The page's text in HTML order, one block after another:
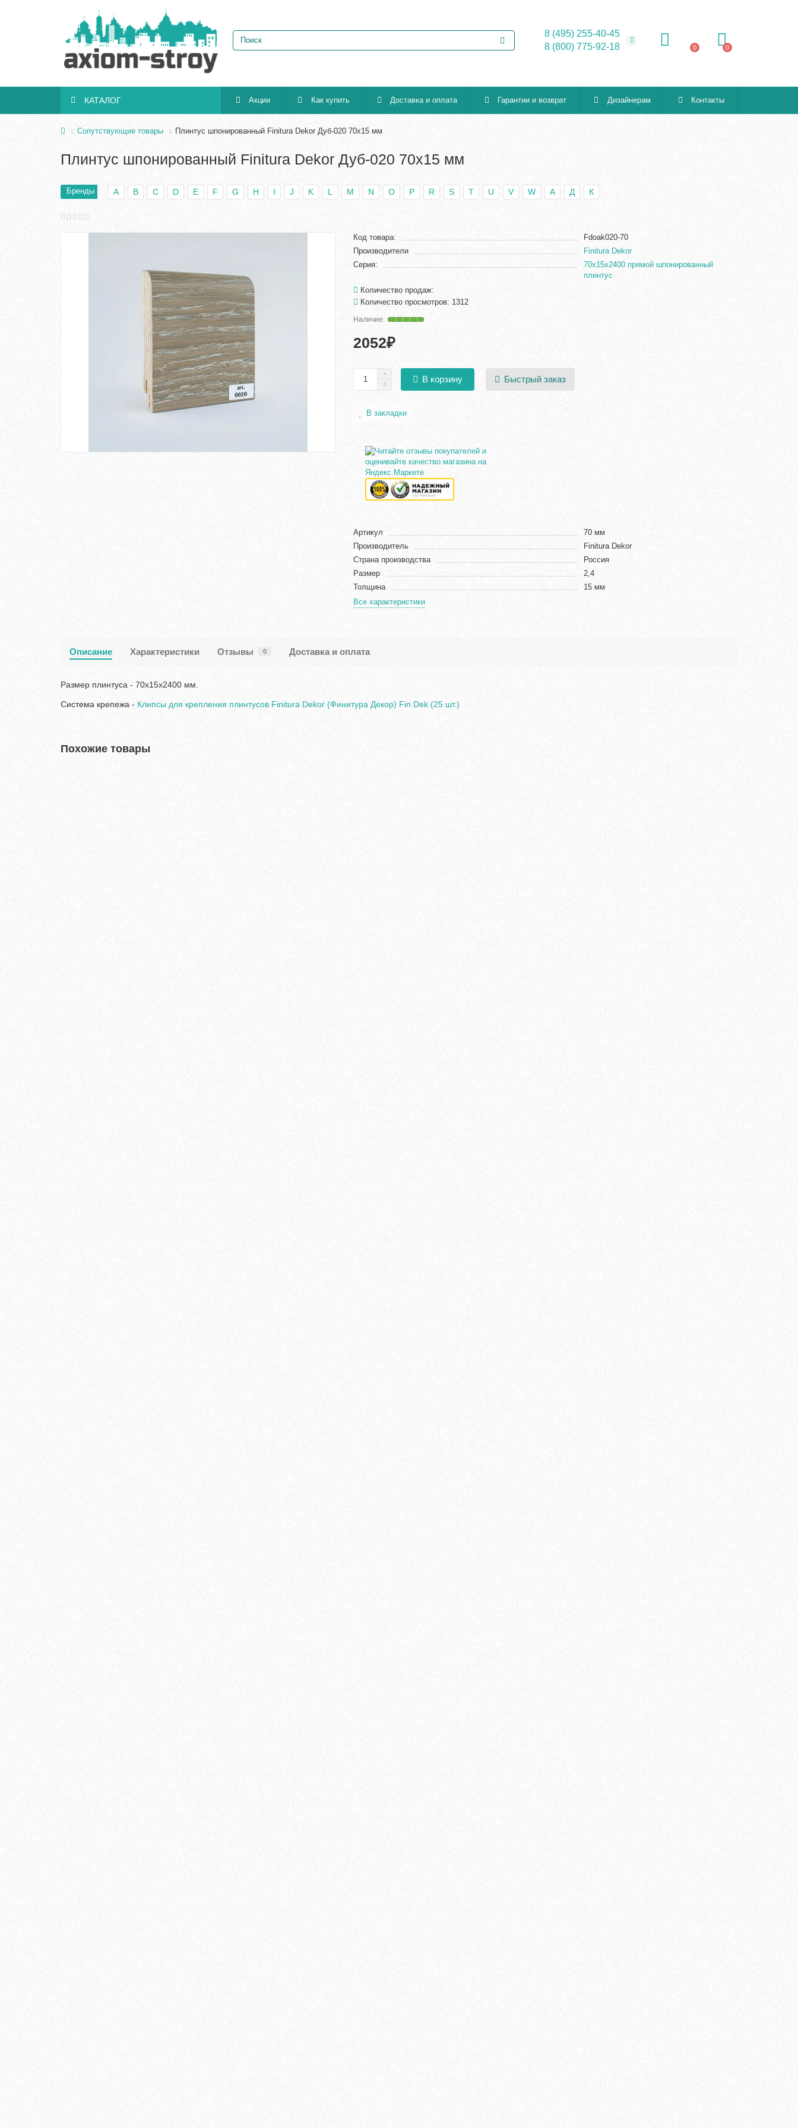
8 (495) 255-40-45
8 (800) 775-92-18
0 0
КАТАЛОГ Акции Как купить Доставка и оплата Гарантии и возврат Дизайнерам Контакты
Сопутствующие товары Плинтус шпонированный Finitura Dekor Дуб-020 70х15 мм
Плинтус шпонированный Finitura Dekor Дуб-020 70х15 мм
Бренды A B C D E F G H I J K L M N O P R S T U V W А Д К
Код товара:
Fdoak020-70
Производители
Finitura Dekor
Серия:
70x15x2400 прямой шпонированный
плинтус
Количество продаж:
Количество просмотров: 1312
2052₽
В корзину Быстрый заказ
В закладки
Артикул
70 мм
Производитель
Finitura Dekor
Страна производства
Россия
Размер
2,4
Толщина
15 мм
Все характеристики
Описание Характеристики Отзывы 0 Доставка и оплата
Размер плинтуса - 70х15х2400 мм.
Система крепежа - Клипсы для крепления плинтусов Finitura Dekor (Финитура Декор) Fin Dek (25 шт.)
Похожие товары